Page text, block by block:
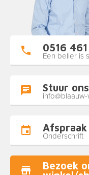
0516
Een beller is
Stuur
Afspraak
Onderschrift
Bezoek